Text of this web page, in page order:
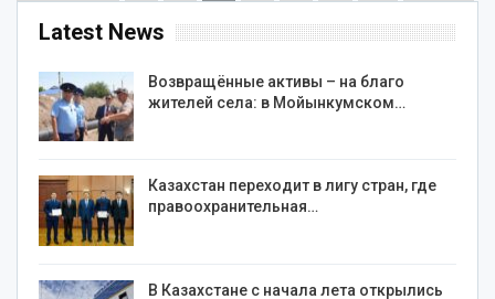
Latest News
Возвращённые активы – на благо
жителей села: в Мойынкумском…
Казахстан переходит в лигу стран, где
правоохранительная…
В Казахстане с начала лета открылись